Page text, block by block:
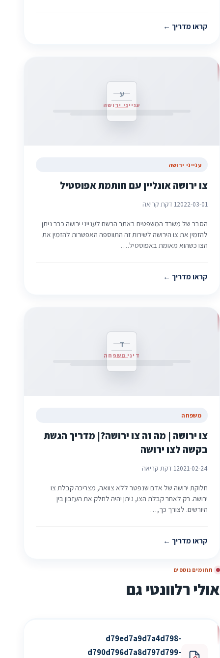
קראו מדריך
ע
ענייני ירושה
ענייני ירושה
צו ירושה אונליין עם חותמת אפוסטיל
2022-03-011 דקת קריאה
הסבר של משרד המשפטים באתר הרשם לענייני ירושה כבר ניתן
להזמין את צו הירושה לשירות זה התווספה האפשרות להזמין את
הצו כשהוא מאומת באפוסטיל.…
קראו מדריך
ד
דיני משפחה
משפחה
צו ירושה | מה זה צו ירושה?| מדריך הגשת
בקשה לצו ירושה
2021-02-241 דקת קריאה
חלוקת ירושה של אדם שנפטר ללא צוואה, מצריכה קבלת צו
ירושה. רק לאחר קבלת הצו, ניתן יהיה לחלק את העזבון בין
היורשים. לצורך כך,…
קראו מדריך
תחומים נוספים
אולי רלוונטי גם
d79ed7a9d7a4d798-
d790d796d7a8d797d799-